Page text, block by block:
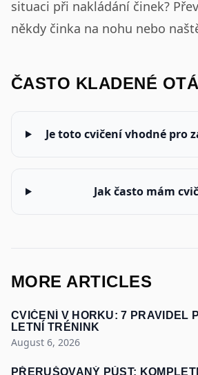
situaci při nakládání činek?
někdy činka na nohu nebo
ČASTO KLADENÉ
Je toto cvičení vhodné pro
Jak často mám
MORE ARTICLES
CVIČENÍ V HORKU: 7 PRAVIDEL
LETNÍ TRÉNINK
August 6, 2026
PŘERUŠOVANÝ PŮST: